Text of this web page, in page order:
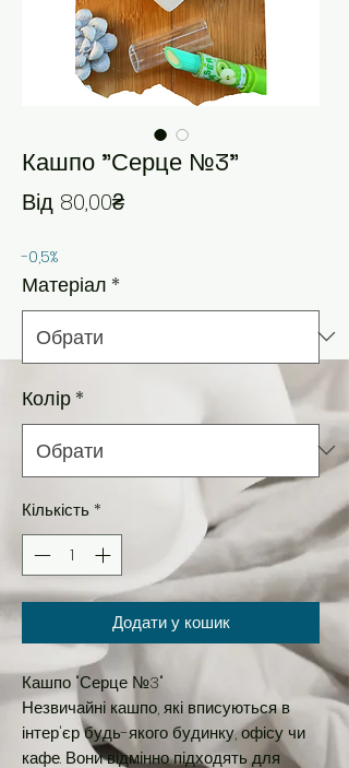
Кашпо "Серце №3"
Від 80,00₴За розпродажем
-0,5%
Матеріал *
Колір *
Кількість*
Додати у кошик
Кашпо "Серце №3"
Незвичайні кашпо, які вписуються в
інтер'єр будь-якого будинку, офісу чи
кафе. Вони відмінно підходять для